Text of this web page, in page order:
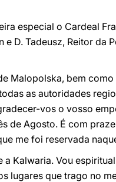
especial o Cardeal
D. Tadeusz, Reitor da
Malopolska, bem
as autoridades
vos o vosso
de Agosto. É com
me foi reservada
Kalwaria. Vou
lugares que trago no